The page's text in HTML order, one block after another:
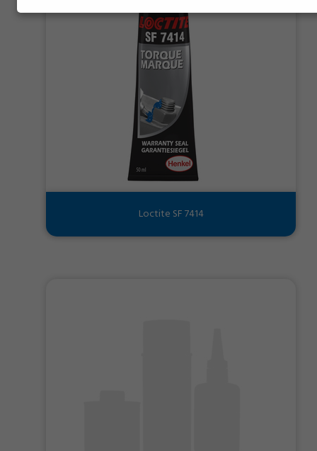
Loctite SF 7414